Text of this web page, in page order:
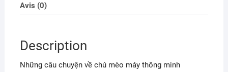
Avis (0)
Description
Những câu chuyện về chú mèo máy thông minh